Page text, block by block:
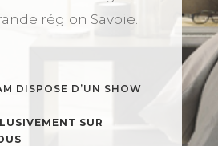
région Savoie.
DISPOSE D’UN SHOW
SUR